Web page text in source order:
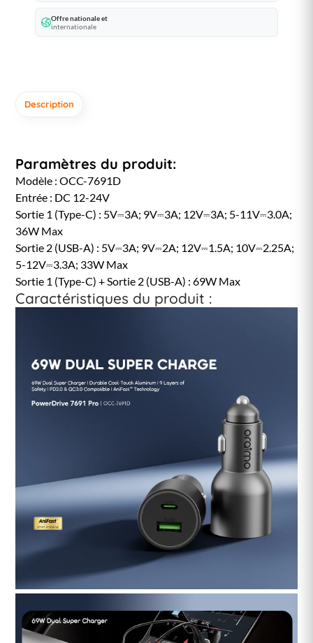
Offre nationale et
internationale
Description
Paramètres du produit:
Modèle : OCC-7691D
Entrée : DC 12-24V
Sortie 1 (Type-C) : 5V⎓3A; 9V⎓3A; 12V⎓3A; 5-11V⎓3.0A;
36W Max
Sortie 2 (USB-A) : 5V⎓3A; 9V⎓2A; 12V⎓1.5A; 10V⎓2.25A;
5-12V⎓3.3A; 33W Max
Sortie 1 (Type-C) + Sortie 2 (USB-A) : 69W Max
Caractéristiques du produit :